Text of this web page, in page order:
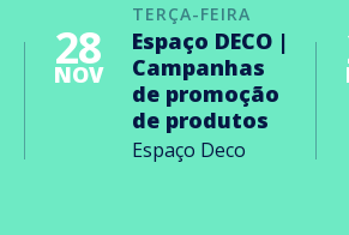
TERÇA-FEIRA
28
NOV
Espaço DECO |
Campanhas
de promoção
de produtos
Espaço Deco